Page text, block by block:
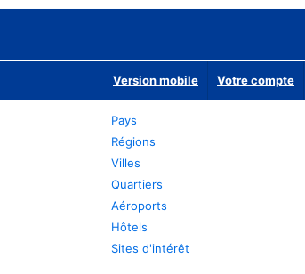
Version mobile Votre compte
Pays
Régions
Villes
Quartiers
Aéroports
Hôtels
Sites d'intérêt